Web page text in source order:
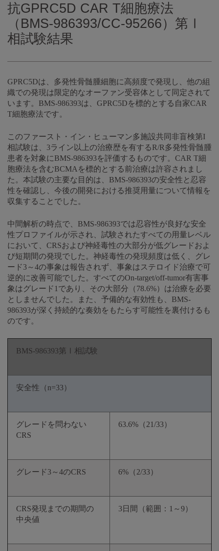
抗GPRC5D CAR T細胞療法
（BMS-986393/CC-95266）第Ⅰ
相試験結果
GPRC5Dは、多発性骨髄腫細胞に高頻度で発現し、他の組
織での発現は限定的なオーファン受容体として同定されて
います。BMS-986393は、GPRC5Dを標的とする自家CAR
T細胞療法です。
このファースト・イン・ヒューマン多施設共同非盲検第I
相試験は、3ライン以上の治療歴を有するR/R多発性骨髄腫
患者を対象にBMS-986393を評価するものです。CAR T細
胞療法を含むBCMAを標的とする前治療は許容されまし
た。本試験の主要な目的は、BMS-986393の安全性と忍容
性を確認し、今後の開発における推奨用量について情報を
収集することでした。
中間解析の時点で、BMS-986393では忍容性が良好な安全
性プロファイルが示され、試験されたすべての用量レベル
において、CRSおよび神経毒性の大部分が低グレードおよ
び短期間の発現でした。神経毒性の発現頻度は低く、グレ
ード3～4の事象は報告されず、事象はステロイド治療で可
逆的に改善可能でした。すべてのOn-target/off-tumor有害事
象はグレード1であり、その大部分（78.6%）は治療を必要
としませんでした。また、予備的な有効性も、BMS-
986393が深く持続的な奏効をもたらす可能性を裏付けるも
のです。
BMS-986393第Ⅰ相試験
安全性（n=33）
グレードを問わない
CRS
63.6%（21/33）
グレード3～4のCRS 6%（2/33）
CRS発現までの期間の
中央値
3日間（範囲：1～9）